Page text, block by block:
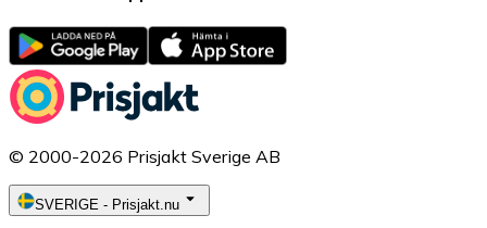
© 2000-2026 Prisjakt Sverige AB
SVERIGE - Prisjakt.nu